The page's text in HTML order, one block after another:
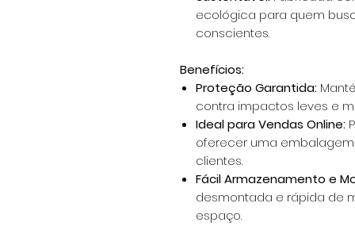
ecológica para quem
conscientes.
Benefícios:
Proteção Garantida:
contra impactos leves e
Ideal para Vendas Online:
oferecer uma
clientes.
Fácil Armazenamento e
desmontada e rápida de
espaço.